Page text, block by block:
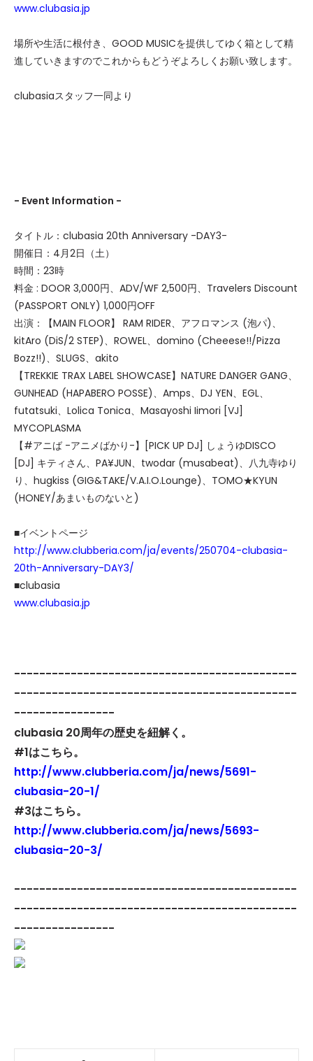
www.clubasia.jp
場所や生活に根付き、GOOD MUSICを提供してゆく箱として精
進していきますのでこれからもどうぞよろしくお願い致します。
clubasiaスタッフ一同より
- Event Information -
タイトル：clubasia 20th Anniversary -DAY3-
開催日：4月2日（土）
時間：23時
料金 : DOOR 3,000円、ADV/WF 2,500円、Travelers Discount
(PASSPORT ONLY) 1,000円OFF
出演：【MAIN FLOOR】 RAM RIDER、アフロマンス (泡パ)、
kitAro (DiS/2 STEP)、ROWEL、domino (Cheeese!!/Pizza
Bozz!!)、SLUGS、akito
【TREKKIE TRAX LABEL SHOWCASE】 NATURE DANGER GANG、
GUNHEAD (HAPABERO POSSE)、Amps、DJ YEN、EGL、
futatsuki、Lolica Tonica、Masayoshi Iimori [VJ]
MYCOPLASMA
【#アニば -アニメばかり-】[PICK UP DJ] しょうゆDISCO
[DJ] キティさん、PA¥JUN、twodar (musabeat)、八九寺ゆり
り、hugkiss (GIG&TAKE/V.A.I.O.Lounge)、TOMO★KYUN
(HONEY/あまいものないと)
■イベントページ
http://www.clubberia.com/ja/events/250704-clubasia-
20th-Anniversary-DAY3/
■clubasia
www.clubasia.jp
---------------------------------------------
---------------------------------------------
----------------
clubasia 20周年の歴史を紐解く。
#1はこちら。
http://www.clubberia.com/ja/news/5691-
clubasia-20-1/
#3はこちら。
http://www.clubberia.com/ja/news/5693-
clubasia-20-3/
---------------------------------------------
---------------------------------------------
----------------